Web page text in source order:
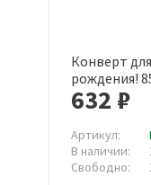
Конверт
рождения!
штук в
632 ₽
Артикул:
В наличии:
Свободно: